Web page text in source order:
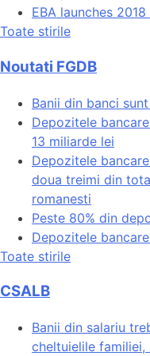
EBA launches
Toate stirile
Noutati FGDB
Banii din banci
Depozitele
13 miliarde lei
Depozitele
doua treimi din
romanesti
Peste 80% din
Depozitele
Toate stirile
CSALB
Banii din salariu
cheltuielile